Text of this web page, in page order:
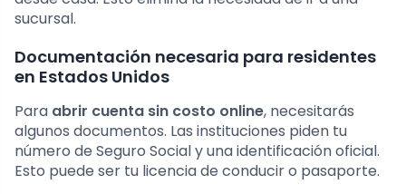
sucursal.
Documentación necesaria para residentes
en Estados Unidos
Para abrir cuenta sin costo online, necesitarás
algunos documentos. Las instituciones piden tu
número de Seguro Social y una identificación oficial.
Esto puede ser tu licencia de conducir o pasaporte.